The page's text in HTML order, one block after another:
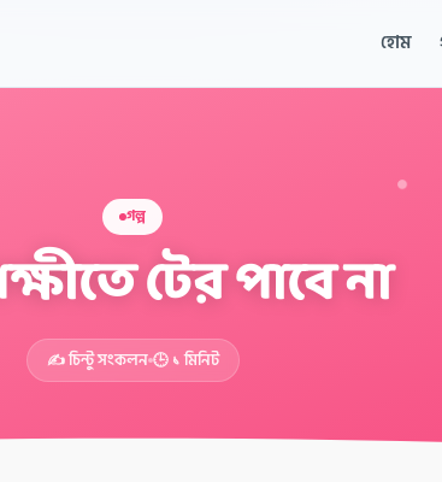
হোম
গল্প
টের পাবে না
✍️ চিন্টু সংকলন 🕒 ১ মিনিট